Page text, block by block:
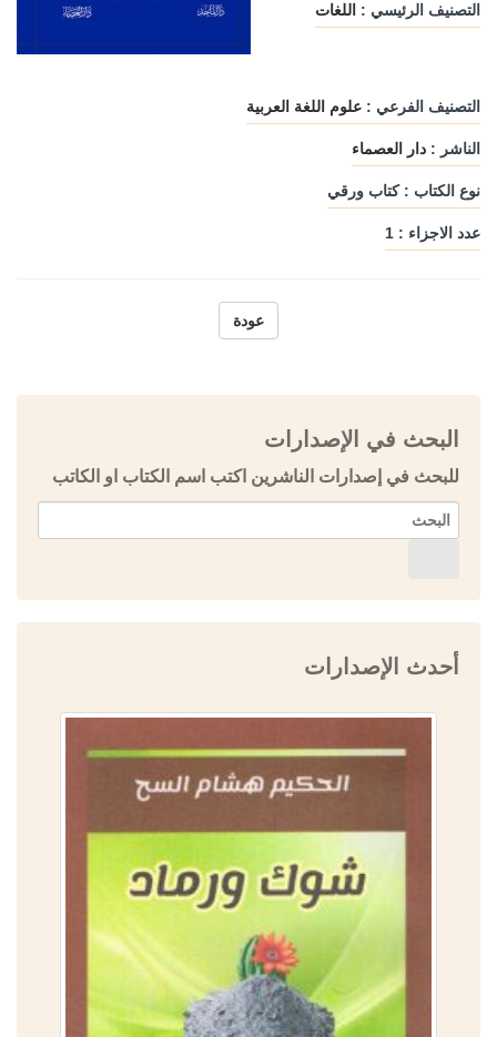
التصنيف الرئيسي : اللغات
التصنيف الفرعي : علوم اللغة العربية
الناشر : دار العصماء
نوع الكتاب : كتاب ورقي
عدد الاجزاء : 1
عودة
البحث في الإصدارات
للبحث في إصدارات الناشرين اكتب اسم الكتاب او الكاتب
أحدث الإصدارات